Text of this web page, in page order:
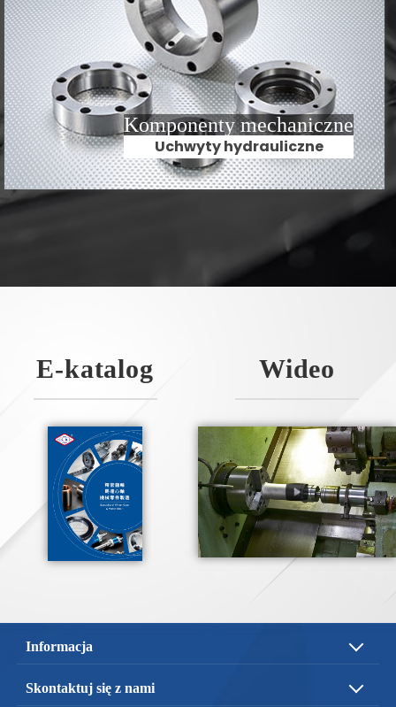
Komponenty mechaniczne
Uchwyty hydrauliczne
E-katalog Wideo
Informacja
O nas
Skontaktuj się z nami